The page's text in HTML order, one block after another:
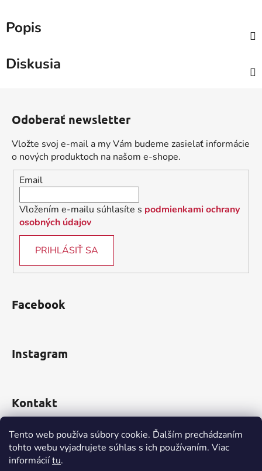
Tento web používa súbory cookie. Ďalším prechádzaním
tohto webu vyjadrujete súhlas s ich používaním. Viac
informáciítu.
Popis
Diskusia
Odoberať newsletter
Vložte svoj e-mail a my Vám budeme zasielať informácie
o nových produktoch na našom e-shope.
Email
Vložením e-mailu súhlasíte s podmienkami ochrany
osobných údajov
PRIHLÁSIŤ SA
Facebook
Instagram
Kontakt
obchod@incomp.sk
0910 999 552